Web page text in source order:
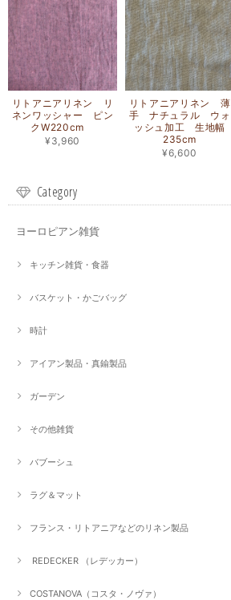
リトアニアリネン リ
ネンワッシャー ピン
クW220cm
¥3,960
リトアニアリネン 薄
手 ナチュラル ウォ
ッシュ加工 生地幅
235cm
¥6,600
Category
ヨーロピアン雑貨
キッチン雑貨・食器
バスケット・かごバッグ
時計
アイアン製品・真鍮製品
ガーデン
その他雑貨
バブーシュ
ラグ＆マット
フランス・リトアニアなどのリネン製品
REDECKER （レデッカー）
COSTANOVA（コスタ・ノヴァ）